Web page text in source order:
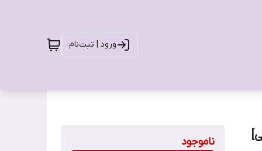
ورود | ثبت‌نام
ناموجود